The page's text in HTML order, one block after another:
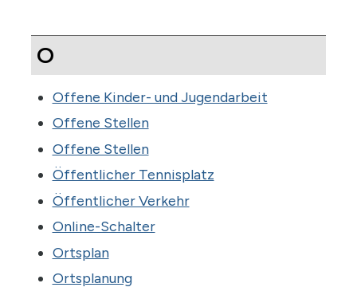
O
Offene Kinder- und Jugendarbeit
Offene Stellen
Offene Stellen
Öffentlicher Tennisplatz
Öffentlicher Verkehr
Online-Schalter
Ortsplan
Ortsplanung